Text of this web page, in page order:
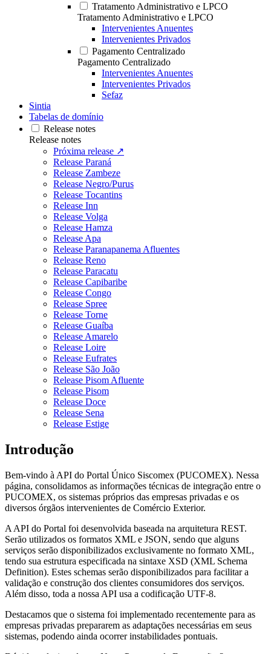
Tratamento Administrativo e LPCO
Tratamento Administrativo e LPCO
Intervenientes Anuentes
Intervenientes Privados
Pagamento Centralizado
Pagamento Centralizado
Intervenientes Anuentes
Intervenientes Privados
Sefaz
Sintia
Tabelas de domínio
Release notes
Release notes
Próxima release ↗
Release Paraná
Release Zambeze
Release Negro/Purus
Release Tocantins
Release Inn
Release Volga
Release Hamza
Release Apa
Release Paranapanema Afluentes
Release Reno
Release Paracatu
Release Capibaribe
Release Congo
Release Spree
Release Torne
Release Guaíba
Release Amarelo
Release Loire
Release Eufrates
Release São João
Release Pisom Afluente
Release Pisom
Release Doce
Release Sena
Release Estige
Introdução
Bem-vindo à API do Portal Único Siscomex (PUCOMEX). Nessa
página, consolidamos as informações técnicas de integração entre o
PUCOMEX, os sistemas próprios das empresas privadas e os
diversos órgãos intervenientes de Comércio Exterior.
A API do Portal foi desenvolvida baseada na arquitetura REST.
Serão utilizados os formatos XML e JSON, sendo que alguns
serviços serão disponibilizados exclusivamente no formato XML,
tendo sua estrutura especificada na sintaxe XSD (XML Schema
Definition). Estes schemas serão disponibilizados para facilitar a
validação e construção dos clientes consumidores dos serviços.
Além disso, toda a nossa API usa a codificação UTF-8.
Destacamos que o sistema foi implementado recentemente para as
empresas privadas prepararem as adaptações necessárias em seus
sistemas, podendo ainda ocorrer instabilidades pontuais.